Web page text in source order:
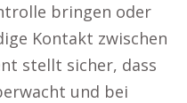
bringen oder
Kontakt zwischen
stellt sicher, dass
und bei